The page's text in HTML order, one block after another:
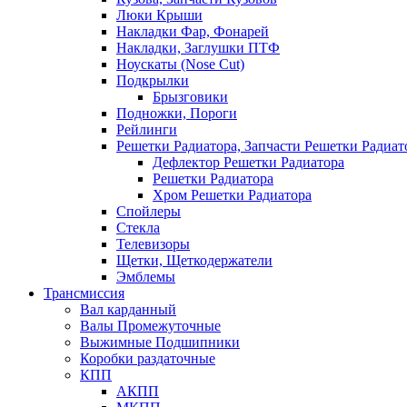
Люки Крыши
Накладки Фар, Фонарей
Накладки, Заглушки ПТФ
Ноускаты (Nose Cut)
Подкрылки
Брызговики
Подножки, Пороги
Рейлинги
Решетки Радиатора, Запчасти Решетки
Дефлектор Решетки Радиатора
Решетки Радиатора
Хром Решетки Радиатора
Спойлеры
Стекла
Телевизоры
Щетки, Щеткодержатели
Эмблемы
Трансмиссия
Вал карданный
Валы Промежуточные
Выжимные Подшипники
Коробки раздаточные
КПП
АКПП